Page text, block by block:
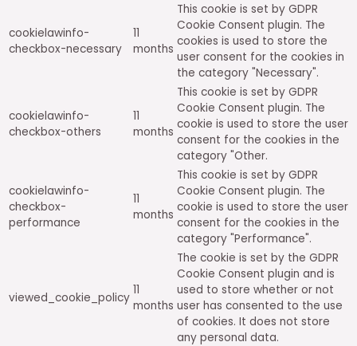
cookielawinfo-
checkbox-necessary
11
months
This cookie is set by GDPR
Cookie Consent plugin. The
cookies is used to store the
user consent for the cookies in
the category "Necessary".
cookielawinfo-
checkbox-others
11
months
This cookie is set by GDPR
Cookie Consent plugin. The
cookie is used to store the user
consent for the cookies in the
category "Other.
cookielawinfo-
checkbox-
performance
11
months
This cookie is set by GDPR
Cookie Consent plugin. The
cookie is used to store the user
consent for the cookies in the
category "Performance".
viewed_cookie_policy
11
months
The cookie is set by the GDPR
Cookie Consent plugin and is
used to store whether or not
user has consented to the use
of cookies. It does not store
any personal data.